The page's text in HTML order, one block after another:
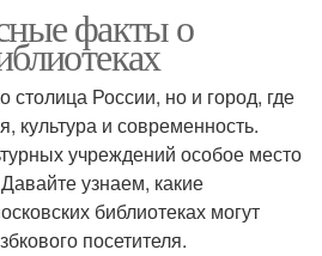
факты о
столица России, но и город, где
культура и современность.
учреждений особое место
узнаем, какие
библиотеках могут
посетителя.